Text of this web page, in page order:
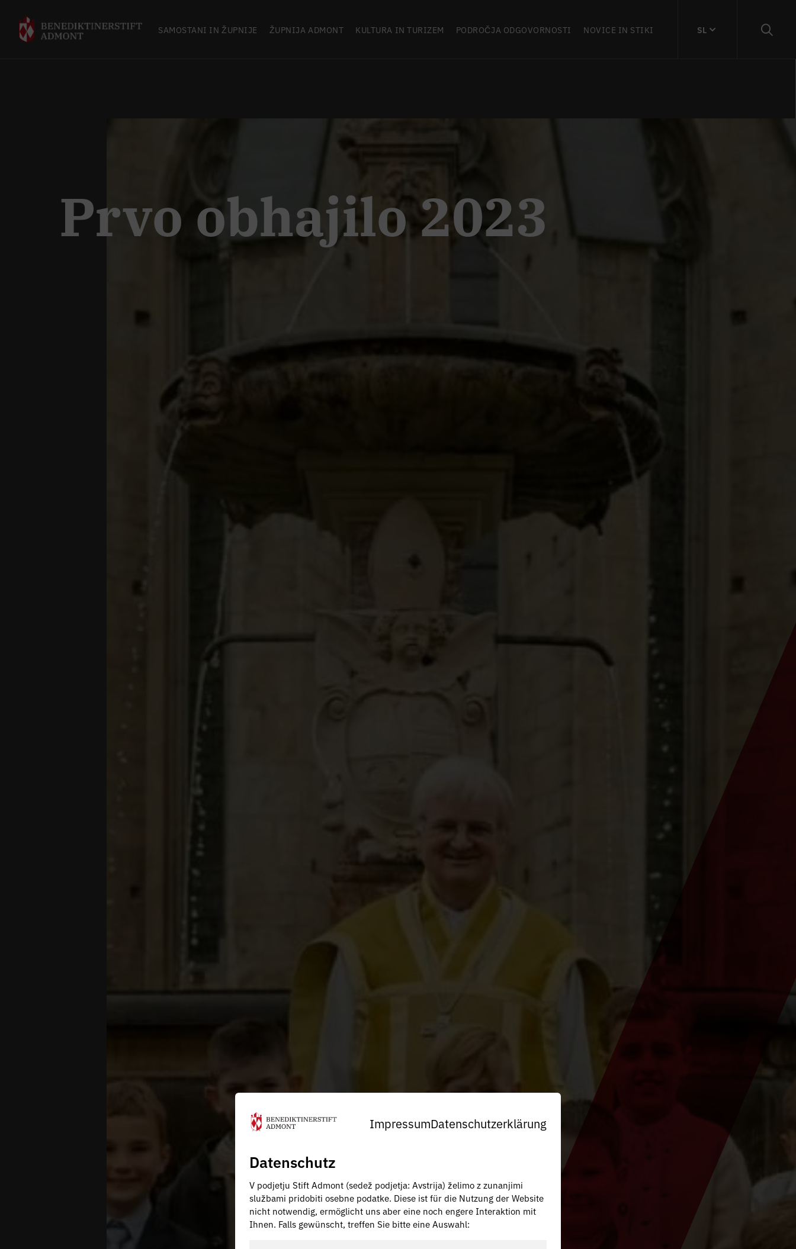
SAMOSTANI IN ŽUPNIJE ŽUPNIJA ADMONT KULTURA IN TURIZEM PODROČJA ODGOVORNOSTI NOVICE IN STIKI SL
Prvo obhajilo 2023
ImpressumDatenschutzerklärung
Datenschutz
V podjetju Stift Admont (sedež podjetja: Avstrija) želimo z zunanjimi
službami pridobiti osebne podatke. Diese ist für die Nutzung der Website
nicht notwendig, ermöglicht uns aber eine noch engere Interaktion mit
Ihnen. Falls gewünscht, treffen Sie bitte eine Auswahl: